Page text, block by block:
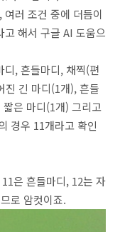
러 조건 중에 더듬이
고 해서 구글 AI 도움으
디, 흔들마디, 채찍(편
진 긴 마디(1개), 흔들
은 마디(1개) 그리고
경우 11개라고 확인
은 흔들마디, 12는 자
로 암컷이죠.